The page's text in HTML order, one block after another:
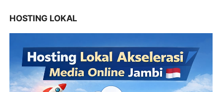
HOSTING LOKAL